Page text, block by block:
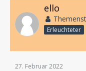
ello
Erleuchteter
27. Februar 2022